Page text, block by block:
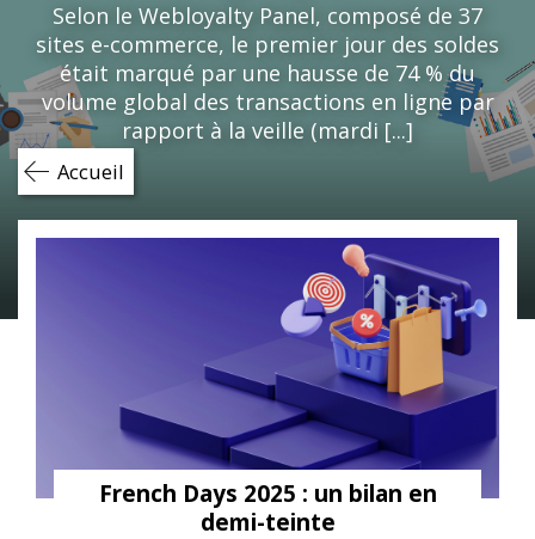
Selon le Webloyalty Panel, composé de 37
sites e-commerce, le premier jour des soldes
était marqué par une hausse de 74 % du
volume global des transactions en ligne par
rapport à la veille (mardi [...]
Accueil
French Days 2025 : un bilan en
demi-teinte